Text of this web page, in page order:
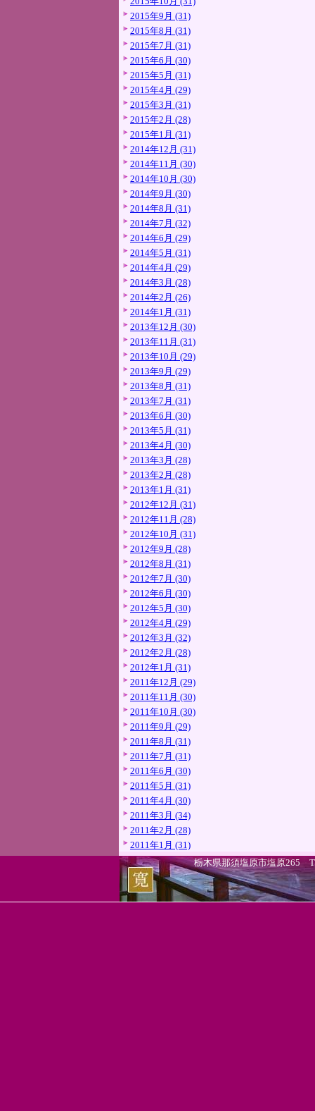
2015年9月 (31)
2015年8月 (31)
2015年7月 (31)
2015年6月 (30)
2015年5月 (31)
2015年4月 (29)
2015年3月 (31)
2015年2月 (28)
2015年1月 (31)
2014年12月 (31)
2014年11月 (30)
2014年10月 (30)
2014年9月 (30)
2014年8月 (31)
2014年7月 (32)
2014年6月 (29)
2014年5月 (31)
2014年4月 (29)
2014年3月 (28)
2014年2月 (26)
2014年1月 (31)
2013年12月 (30)
2013年11月 (31)
2013年10月 (29)
2013年9月 (29)
2013年8月 (31)
2013年7月 (31)
2013年6月 (30)
2013年5月 (31)
2013年4月 (30)
2013年3月 (28)
2013年2月 (28)
2013年1月 (31)
2012年12月 (31)
2012年11月 (28)
2012年10月 (31)
2012年9月 (28)
2012年8月 (31)
2012年7月 (30)
2012年6月 (30)
2012年5月 (30)
2012年4月 (29)
2012年3月 (32)
2012年2月 (28)
2012年1月 (31)
2011年12月 (29)
2011年11月 (30)
2011年10月 (30)
2011年9月 (29)
2011年8月 (31)
2011年7月 (31)
2011年6月 (30)
2011年5月 (31)
2011年4月 (30)
2011年3月 (34)
2011年2月 (28)
2011年1月 (31)
栃木県那須塩原市塩原265